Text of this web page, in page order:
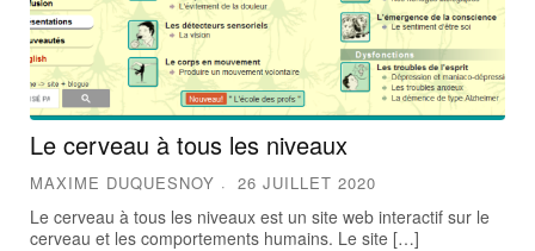
Le cerveau à tous les niveaux
MAXIME DUQUESNOY 26 JUILLET 2020
Le cerveau à tous les niveaux est un site web interactif sur le
cerveau et les comportements humains. Le site […]